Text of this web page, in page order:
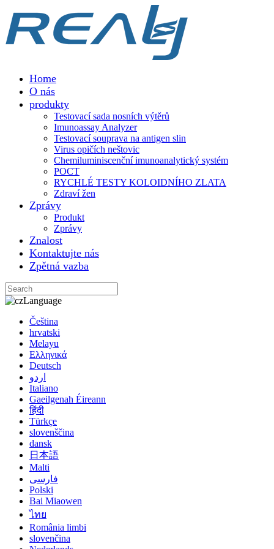
Home
O nás
produkty
Testovací sada nosních výtěrů
Imunoassay Analyzer
Testovací souprava na antigen slin
Virus opičích neštovic
Chemiluminiscenční imunoanalytický systém
POCT
RYCHLÉ TESTY KOLOIDNÍHO ZLATA
Zdraví žen
Zprávy
Produkt
Zprávy
Znalost
Kontaktujte nás
Zpětná vazba
Language
Čeština
hrvatski
Melayu
Ελληνικά
Deutsch
اردو
Italiano
Gaeilgenah Éireann
हिंदी
Türkçe
slovenščina
dansk
日本語
Malti
فارسی
Polski
Bai Miaowen
ไทย
România limbi
slovenčina